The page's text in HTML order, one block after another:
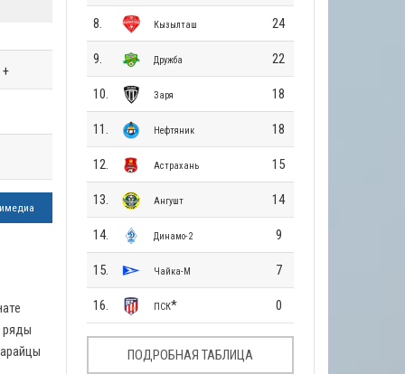
+
ряды
8. Кызылташ 24
9. Дружба 22
10. Заря 18
11. Нефтяник 18
12. Астрахань 15
13. Ангушт 14
14. Динамо-2 9
15. Чайка-М 7
16. ПСК* 0
ПОДРОБНАЯ ТАБЛИЦА